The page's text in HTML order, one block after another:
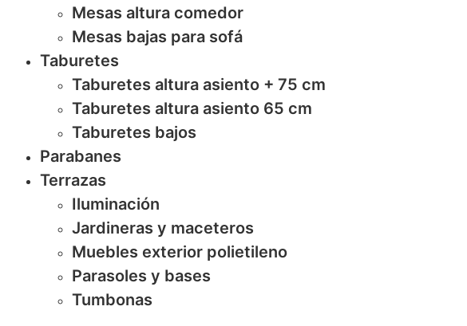
Mesas altura comedor
Mesas bajas para sofá
Taburetes
Taburetes altura asiento + 75 cm
Taburetes altura asiento 65 cm
Taburetes bajos
Parabanes
Terrazas
Iluminación
Jardineras y maceteros
Muebles exterior polietileno
Parasoles y bases
Tumbonas